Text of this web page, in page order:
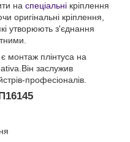
на спеціальні кріплення
оригінальні кріплення,
утворюють з'єднання
монтаж плінтуса на
заслужив
професіоналів.